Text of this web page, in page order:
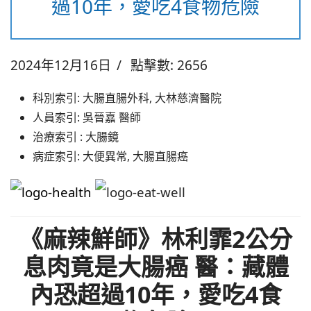
過10年，愛吃4食物危險
2024年12月16日 點擊數: 2656
科別索引: 大腸直腸外科, 大林慈濟醫院
人員索引: 吳晉嘉 醫師
治療索引 : 大腸鏡
病症索引: 大便異常, 大腸直腸癌
《麻辣鮮師》林利霏2公分
息肉竟是大腸癌 醫：藏體
內恐超過10年，愛吃4食